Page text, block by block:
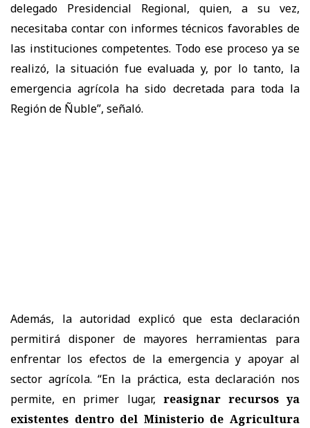
delegado Presidencial Regional, quien, a su vez,
necesitaba contar con informes técnicos favorables de
las instituciones competentes. Todo ese proceso ya se
realizó, la situación fue evaluada y, por lo tanto, la
emergencia agrícola ha sido decretada para toda la
Región de Ñuble”, señaló.
Además, la autoridad explicó que esta declaración
permitirá disponer de mayores herramientas para
enfrentar los efectos de la emergencia y apoyar al
sector agrícola. “En la práctica, esta declaración nos
permite, en primer lugar, reasignar recursos ya
existentes dentro del Ministerio de Agricultura